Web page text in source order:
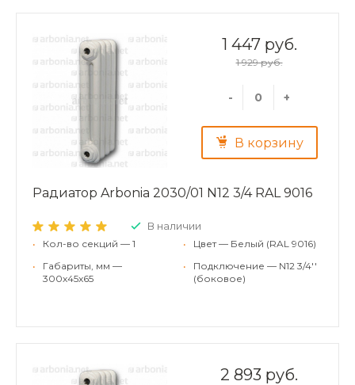
1 447 руб.
1 929 руб.
- +
В корзину
Радиатор Arbonia 2030/01 N12 3/4 RAL 9016
В наличии
•
Кол-во секций — 1
•
Габариты, мм —
300x45x65
•
Цвет — Белый (RAL 9016)
•
Подключение — N12 3/4''
(боковое)
2 893 руб.